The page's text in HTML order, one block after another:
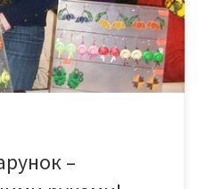
хто подумає, що такий
[…]
–